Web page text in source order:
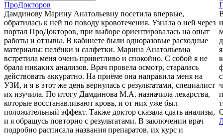
ПроДокторов
Дамдинову Марину Анатольевну посетила впервые,
обратилась к ней по поводу кровотечения. Узнала о ней через
портал ПроДокторов, при выборе ориентировалась на опыт
работы и отзывы. В кабинете были одноразовые расходные
материалы: пелёнки и салфетки. Марина Анатольевна
встретила меня очень приветливо и спокойно. С собой я не
брала никаких анализов. Врач провела осмотр, старалась
действовать аккуратно. На приёме она направила меня на
УЗИ, и я в этот же день вернулась с результатами, специалист
их изучила. По итогу Дамдинова М.А. назначила лекарства,
которые восстанавливают кровь, и от них уже был
положительный эффект. Также доктор сказала сдать анализы,
и я обращусь повторно с результатами. В заключении врач
подробно расписала названия препаратов, их курс и